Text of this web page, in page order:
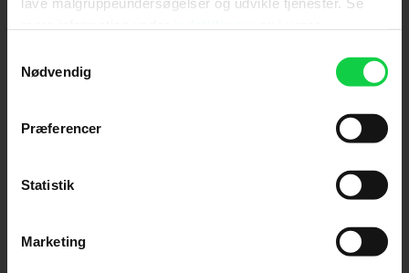
tilbage eller ændre indstillinger fra vores
"Cookiedeklaration", eller ved at trykke på "Privacy
Indsamle præcise oplysninger om din placering,
Identificere din enhed baseret på en scanning af
dens unikke karakteristika (fingerprinting)
Nødvendig
Præferencer
Statistik
Marketing